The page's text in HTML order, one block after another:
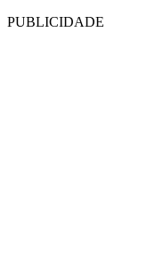
PUBLICIDADE